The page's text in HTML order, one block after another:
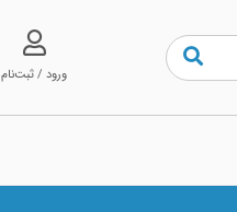
ورود / ثبت‌نام